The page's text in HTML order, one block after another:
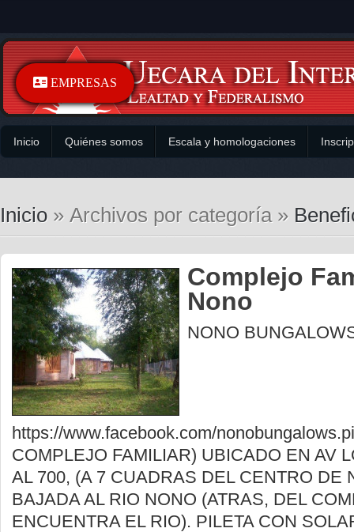
Inicio Quiénes somos Escala y homologaciones
Inicio » Archivos por categoría »
Complejo
Nono
NONO
https://www.facebook.com/
COMPLEJO FAMILIAR) UBICADO EN AV
AL 700, (A 7 CUADRAS DEL CENTRO DE
BAJADA AL RIO NONO (ATRAS, DEL
ENCUENTRA EL RIO). PILETA CON
EMPRESAS